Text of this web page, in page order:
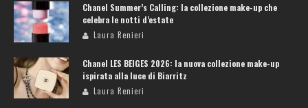
Chanel Summer’s Calling: la collezione make-up che
celebra le notti d’estate
Laura Renieri
Chanel LES BEIGES 2026: la nuova collezione make-up
ispirata alla luce di Biarritz
Laura Renieri